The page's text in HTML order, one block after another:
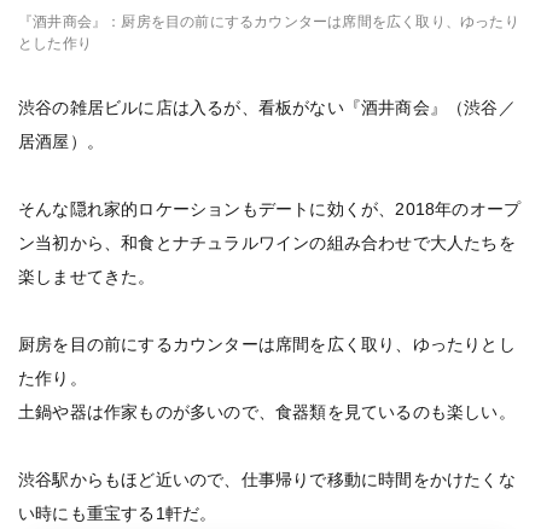
『酒井商会』：厨房を目の前にするカウンターは席間を広く取り、ゆったり
とした作り
渋谷の雑居ビルに店は入るが、看板がない『酒井商会』（渋谷／
居酒屋）。
そんな隠れ家的ロケーションもデートに効くが、2018年のオープ
ン当初から、和食とナチュラルワインの組み合わせで大人たちを
楽しませてきた。
厨房を目の前にするカウンターは席間を広く取り、ゆったりとし
た作り。
土鍋や器は作家ものが多いので、食器類を見ているのも楽しい。
渋谷駅からもほど近いので、仕事帰りで移動に時間をかけたくな
い時にも重宝する1軒だ。